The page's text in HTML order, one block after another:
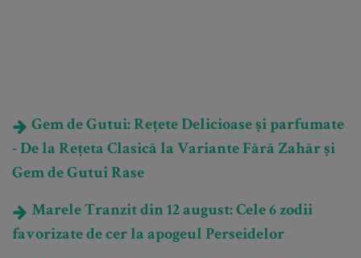
Gem de Gutui: Rețete Delicioase și parfumate
- De la Rețeta Clasică la Variante Fără Zahăr și
Gem de Gutui Rase
Marele Tranzit din 12 august: Cele 6 zodii
favorizate de cer la apogeul Perseidelor